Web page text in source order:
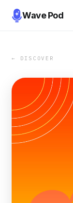
Wave Pod
← DISCOVER